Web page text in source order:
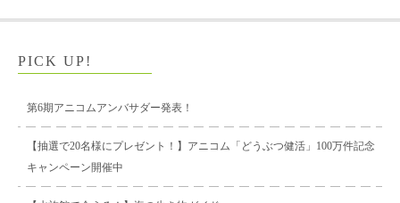
PICK UP!
第6期アニコムアンバサダー発表！
【抽選で20名様にプレゼント！】アニコム「どうぶつ健活」100万件記念
キャンペーン開催中